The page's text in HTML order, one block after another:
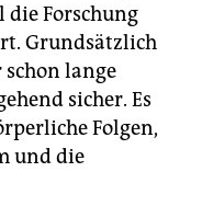
die Forschung
Grundsätzlich
lange
sicher. Es
Folgen,
und die